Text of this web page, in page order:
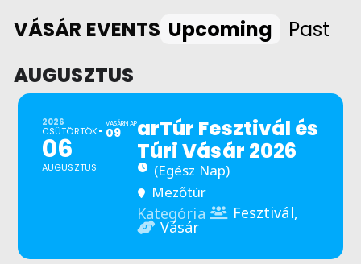
VÁSÁR EVENTS Upcoming
Past
AUGUSZTUS
2026
CSÜTÖRTÖK
06
AUGUSZTUS
VASÁRNAP
09
arTúr Fesztivál és
Túri Vásár 2026
(Egész Nap)
Mezőtúr
Kategória Fesztivál,
Vásár